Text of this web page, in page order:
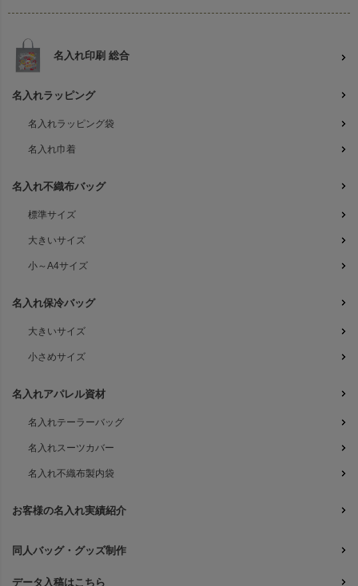
名入れ印刷 総合
名入れラッピング
名入れラッピング袋
名入れ巾着
名入れ不織布バッグ
標準サイズ
大きいサイズ
小～A4サイズ
名入れ保冷バッグ
大きいサイズ
小さめサイズ
名入れアパレル資材
名入れテーラーバッグ
名入れスーツカバー
名入れ不織布製内袋
お客様の名入れ実績紹介
同人バッグ・グッズ制作
データ入稿はこちら